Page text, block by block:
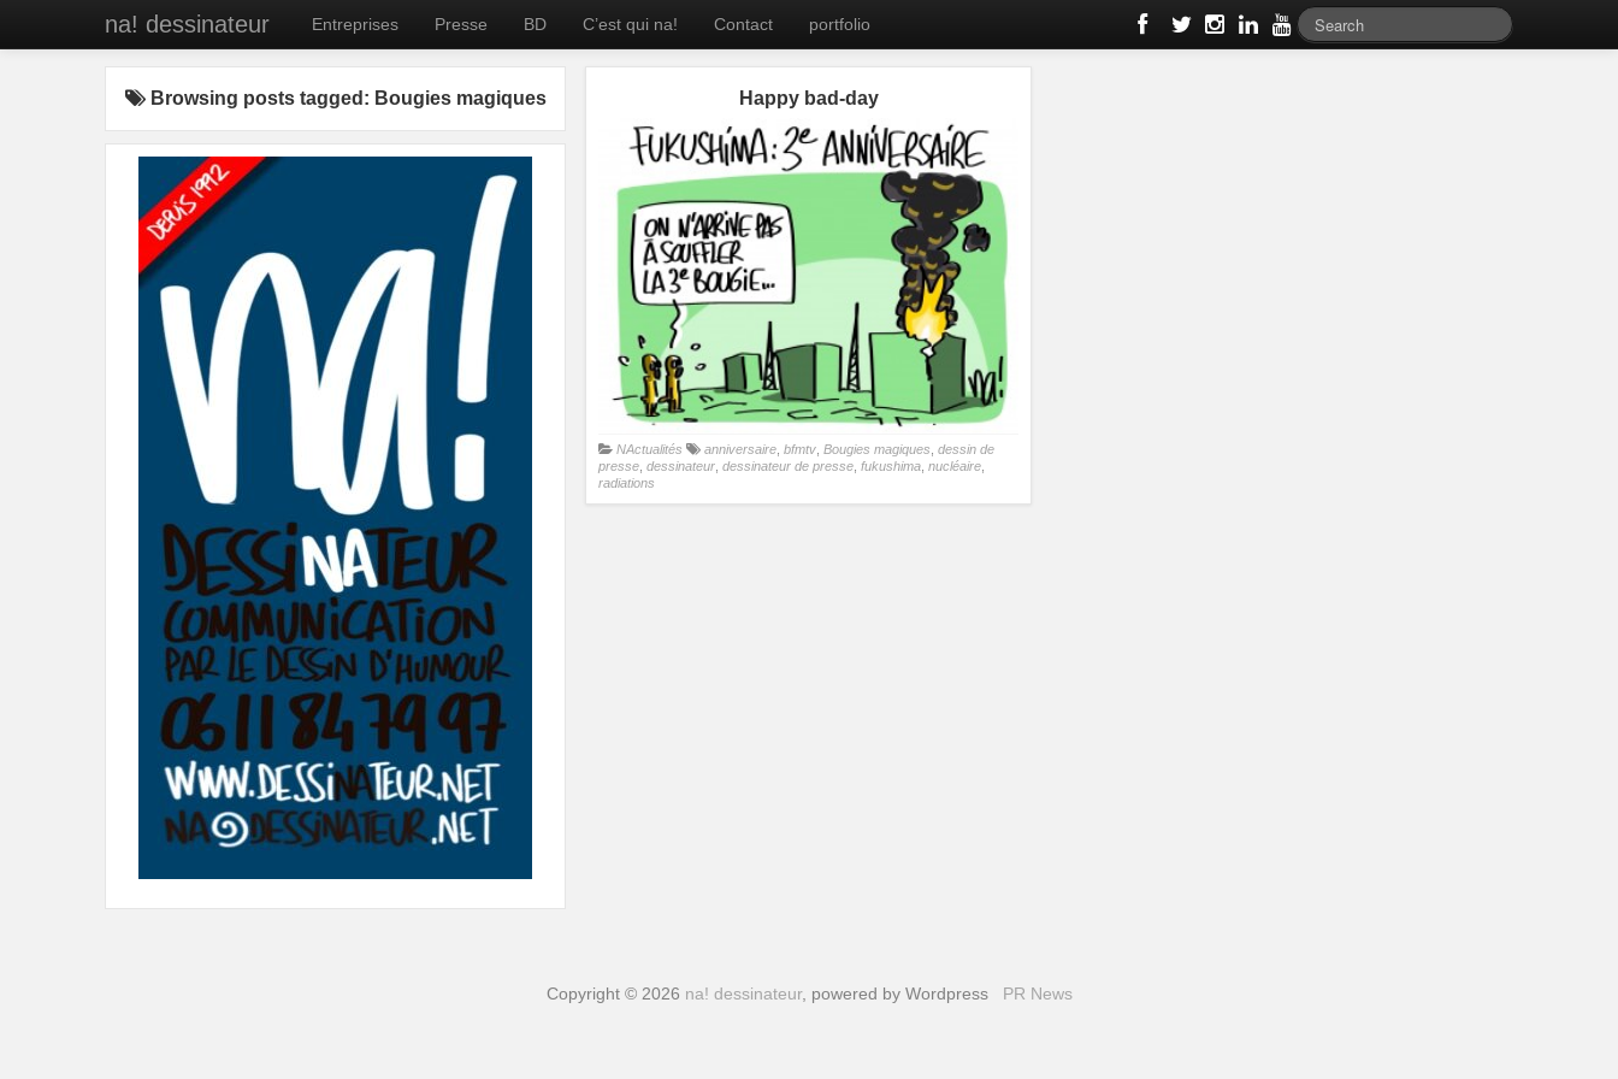
na! dessinateur Entreprises Presse BD C’est qui na! Contact portfolio
Browsing posts tagged: Bougies magiques Happy bad-day
NActualités anniversaire bfmtv Bougies magiques dessin de
presse dessinateur dessinateur de presse fukushima nucléaire
radiations
Copyright © 2026 na! dessinateur, powered by Wordpress PR News